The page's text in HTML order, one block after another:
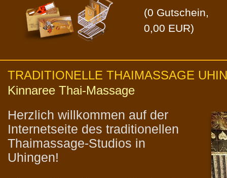
(0 Gutschein,
0,00 EUR)
TRADITIONELLE THAIMASSAGE
Kinnaree Thai-Massage
Herzlich willkommen auf der
Internetseite des traditionellen
Thaimassage-Studios in
Uhingen!